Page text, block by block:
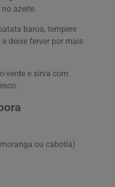
azeite.
baroa, tempere
deixe ferver por mais
verde e sirva com
ou cabotiá)